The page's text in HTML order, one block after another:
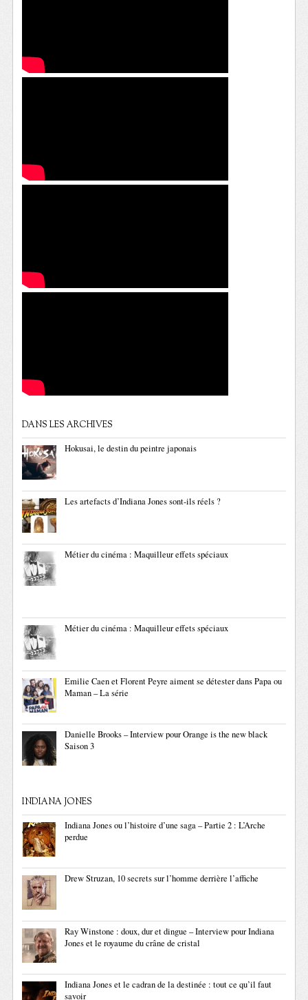
DANS LES ARCHIVES
Hokusai, le destin du peintre japonais
Les artefacts d’Indiana Jones sont-ils réels ?
Métier du cinéma : Maquilleur effets spéciaux
Métier du cinéma : Maquilleur effets spéciaux
Emilie Caen et Florent Peyre aiment se détester dans Papa ou
Maman – La série
Danielle Brooks – Interview pour Orange is the new black
Saison 3
INDIANA JONES
Indiana Jones ou l’histoire d’une saga – Partie 2 : L’Arche
perdue
Drew Struzan, 10 secrets sur l’homme derrière l’affiche
Ray Winstone : doux, dur et dingue – Interview pour Indiana
Jones et le royaume du crâne de cristal
Indiana Jones et le cadran de la destinée : tout ce qu’il faut
savoir